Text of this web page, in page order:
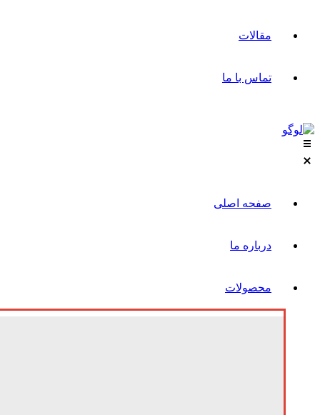
مقالات
تماس با ما
صفحه اصلی
درباره ما
محصولات